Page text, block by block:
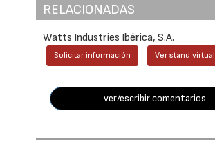
RELACIONADAS
Watts Industries Ibérica, S.A.
Solicitar información Ver stand virtual
ver/escribir comentarios